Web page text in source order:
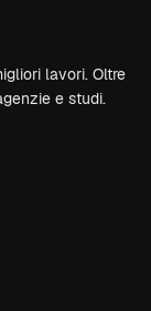
lavori. Oltre
e studi.